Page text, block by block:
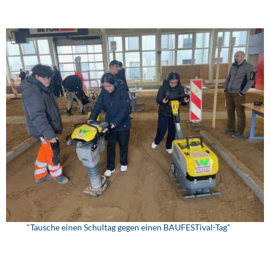
"Tausche einen Schultag gegen einen BAUFESTival-Tag"